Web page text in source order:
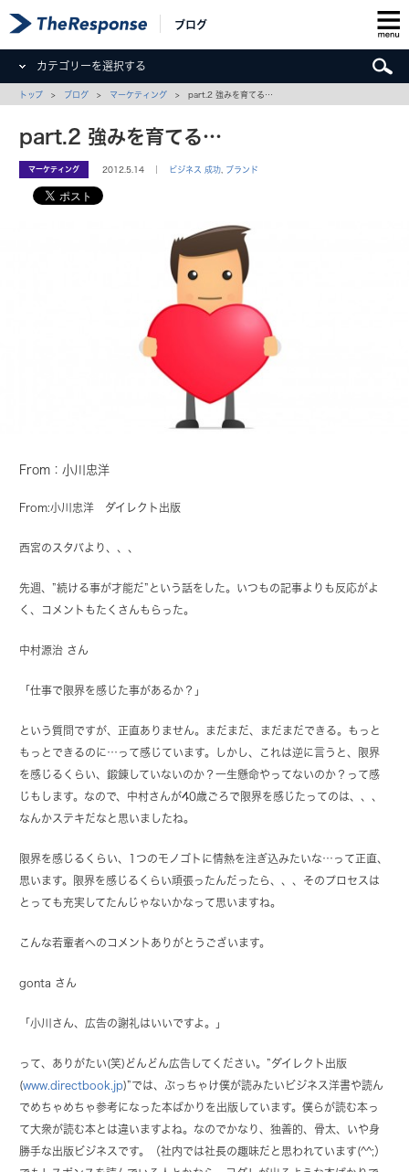
ブログ
カテゴリーを選択する
トップ > ブログ > マーケティング > part.2 強みを育てる…
part.2 強みを育てる…
マーケティング 2012.5.14 ｜ ビジネス 成功 ブランド
From：小川忠洋
From:小川忠洋 ダイレクト出版
西宮のスタバより、、、
先週、”続ける事が才能だ”という話をした。いつもの記事よりも反応がよ
く、コメントもたくさんもらった。
中村源治 さん
「仕事で限界を感じた事があるか？」
という質問ですが、正直ありません。まだまだ、まだまだできる。もっと
もっとできるのに…って感じています。しかし、これは逆に言うと、限界
を感じるくらい、鍛錬していないのか？一生懸命やってないのか？って感
じもします。なので、中村さんが40歳ごろで限界を感じたってのは、、、
なんかステキだなと思いましたね。
限界を感じるくらい、1つのモノゴトに情熱を注ぎ込みたいな…って正直、
思います。限界を感じるくらい頑張ったんだったら、、、そのプロセスは
とっても充実してたんじゃないかなって思いますね。
こんな若輩者へのコメントありがとうございます。
gonta さん
「小川さん、広告の謝礼はいいですよ。」
って、ありがたい(笑)どんどん広告してください。”ダイレクト出版
(www.directbook.jp)”では、ぶっちゃけ僕が読みたいビジネス洋書や読ん
でめちゃめちゃ参考になった本ばかりを出版しています。僕らが読む本っ
て大衆が読む本とは違いますよね。なのでかなり、独善的、骨太、いや身
勝手な出版ビジネスです。（社内では社長の趣味だと思われています(^^;）